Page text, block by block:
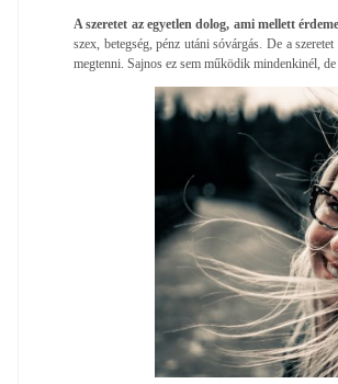
A szeretet az egyetlen dolog, ami mellett
szex, betegség, pénz utáni sóvárgás. De a
megtenni. Sajnos ez sem működik mindenkinél,